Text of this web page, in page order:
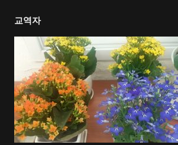
교역자